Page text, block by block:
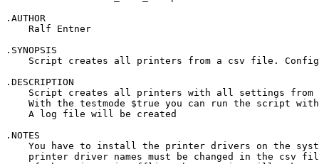
.AUTHOR
    Ralf Entner
.SYNOPSIS
Script creates all printers from a csv file.
.DESCRIPTION
Script creates all printers with all settings from
With the testmode $true you can run the script
    A log file will be created
.NOTES
You have to install the printer drivers on the
printer driver names must be changed in the csv